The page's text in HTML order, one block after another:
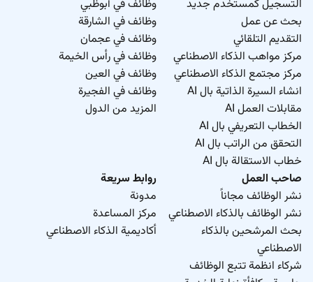
التسجيل كمستخدم جديد
بحث عن عمل
التقديم التلقائي
مركز مواهب الذكاء الاصطناعي
مركز مجتمع الذكاء الاصطناعي
انشاء السيرة الذاتية بال AI
مقابلات العمل AI
الخطاب التعريفي بال AI
التحقق من الراتب بال AI
خطاب الاستقالة بال AI
وظائف في أبوظبي
وظائف في الشارقة
وظائف في عجمان
وظائف في رأس الخيمة
وظائف في العين
وظائف في الفجيرة
المزيد من الدول
صاحب العمل
نشر الوظائف مجاناً
نشر الوظائف بالذكاء الاصطناعي
بحث المرشحين بالذكاء
الاصطناعي
شركاء انظمة تتبع الوظائف
روابط سريعة
مدونة
مركز المساعدة
أكاديمية الذكاء الاصطناعي